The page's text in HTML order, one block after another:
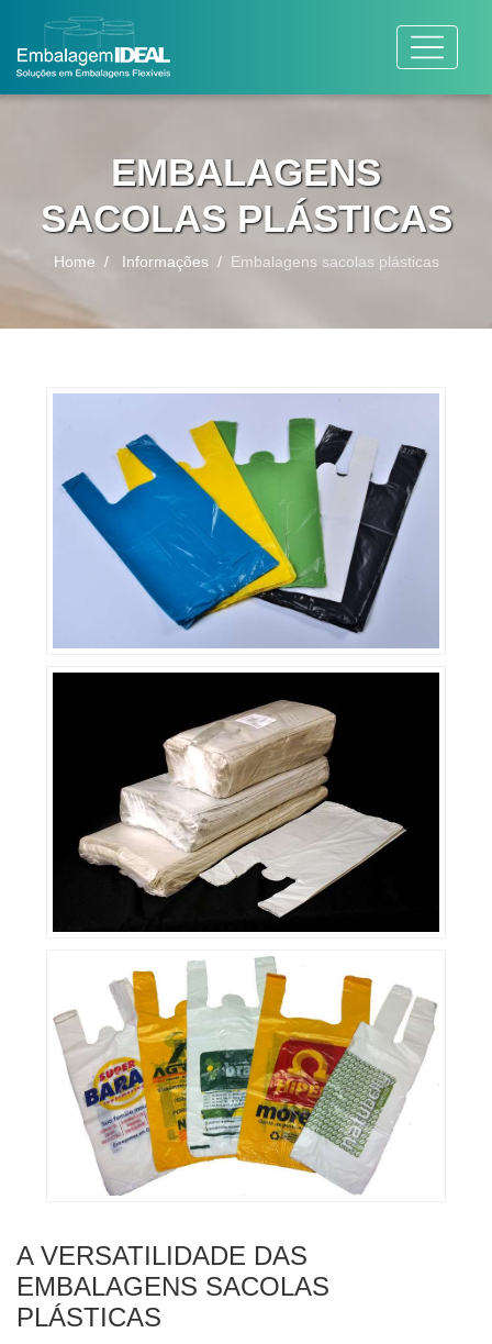
EMBALAGENS
SACOLAS PLÁSTICAS
Home Informações Embalagens sacolas plásticas
A VERSATILIDADE DAS
EMBALAGENS SACOLAS
PLÁSTICAS